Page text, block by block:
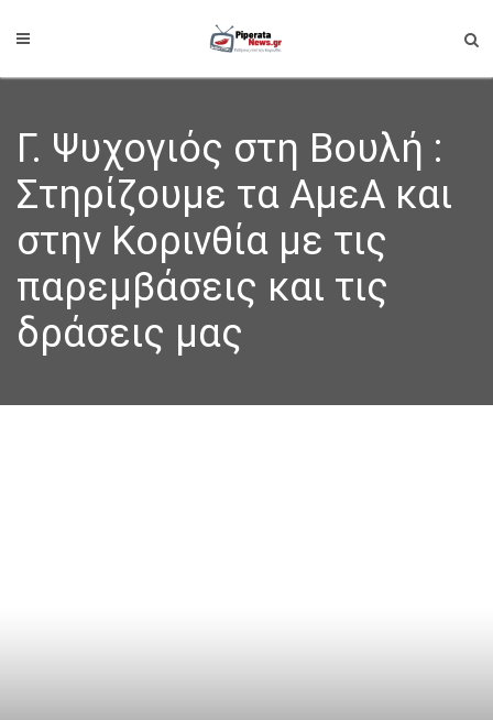
Γ. Ψυχογιός στη Βουλή :
Στηρίζουμε τα ΑμεΑ και
στην Κορινθία με τις
παρεμβάσεις και τις
δράσεις μας